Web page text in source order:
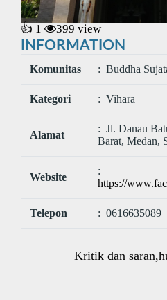
👍 1 399 view
INFORMATION
Komunitas : Buddha
Kategori : Vihara
Alamat
: Jl. Danau
Barat, Medan,
Website
:
https://
Telepon : 0616635089
Kritik dan